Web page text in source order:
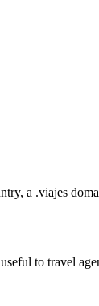
a .viajes
to travel